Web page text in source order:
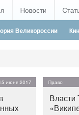
Новости
Великороссии
июня 2017 Право
Власти